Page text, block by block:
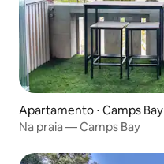
Apartamento ⋅ Camps Bay
Na praia — Camps Bay